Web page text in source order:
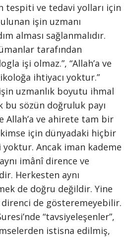
tespiti ve tedavi yolları için
işin uzmanı
alması sağlanmalıdır.
tarafından
işi olmaz.”, “Allah’a ve
ihtiyacı yoktur.”
uzmanlık boyutu ihmal
bu sözün doğruluk payı
Allah’a ve ahirete tam bir
için dünyadaki hiçbir
yoktur. Ancak iman kademe
imânî dirence ve
Herkesten aynı
de doğru değildir. Yine
direnci de gösteremeyebilir.
“tavsiyeleşenler”,
istisna edilmiş,